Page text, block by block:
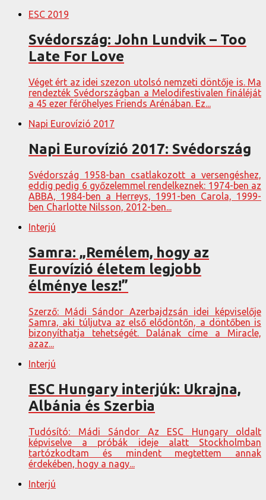
ESC 2019
Svédország: John Lundvik – Too
Late For Love
Véget ért az idei szezon utolsó nemzeti döntője is. Ma
rendezték Svédországban a Melodifestivalen fináléját
a 45 ezer férőhelyes Friends Arénában. Ez...
Napi Eurovízió 2017
Napi Eurovízió 2017: Svédország
Svédország 1958-ban csatlakozott a versengéshez,
eddig pedig 6 győzelemmel rendelkeznek: 1974-ben az
ABBA, 1984-ben a Herreys, 1991-ben Carola, 1999-
ben Charlotte Nilsson, 2012-ben...
Interjú
Samra: „Remélem, hogy az
Eurovízió életem legjobb
élménye lesz!”
Szerző: Mádi Sándor Azerbajdzsán idei képviselője
Samra, aki túljutva az első elődöntőn, a döntőben is
bizonyíthatja tehetségét. Dalának címe a Miracle,
azaz...
Interjú
ESC Hungary interjúk: Ukrajna,
Albánia és Szerbia
Tudósító: Mádi Sándor Az ESC Hungary oldalt
képviselve a próbák ideje alatt Stockholmban
tartózkodtam és mindent megtettem annak
érdekében, hogy a nagy...
Interjú